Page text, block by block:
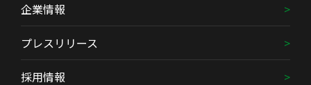
企業情報
プレスリリース
採用情報